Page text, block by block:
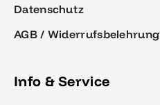
Datenschutz
AGB / Widerrufsbelehrung
Info & Service